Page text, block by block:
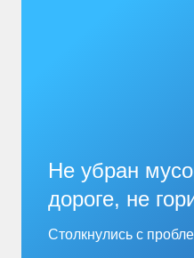
Не убран
дороге, не
Столкнулись с